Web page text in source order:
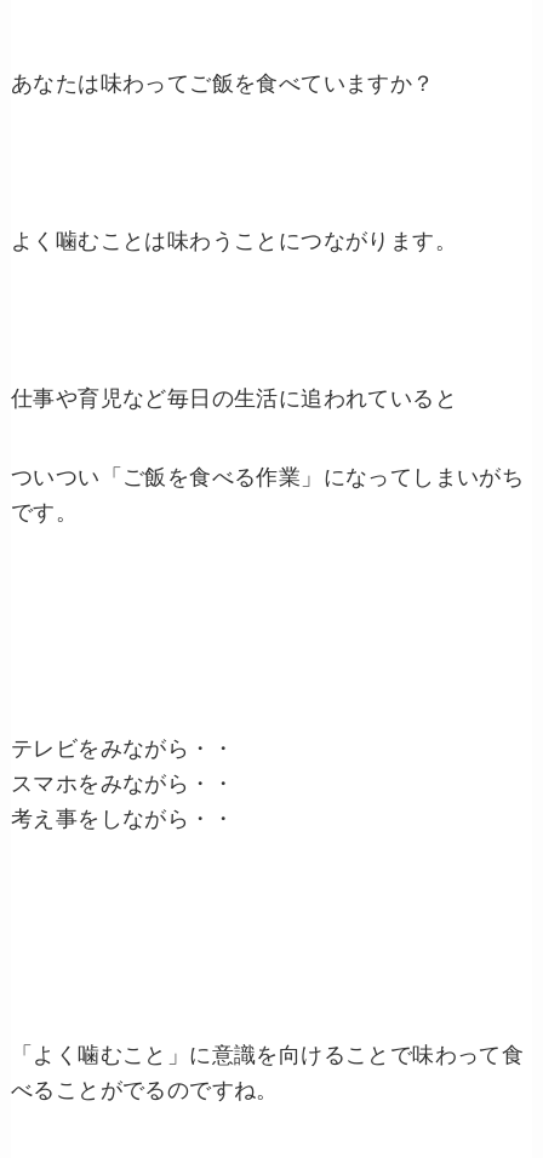
あなたは味わってご飯を食べていますか？
よく噛むことは味わうことにつながります。
仕事や育児など毎日の生活に追われていると
ついつい「ご飯を食べる作業」になってしまいがち
です。
テレビをみながら・・
スマホをみながら・・
考え事をしながら・・
「よく噛むこと」に意識を向けることで味わって食
べることがでるのですね。